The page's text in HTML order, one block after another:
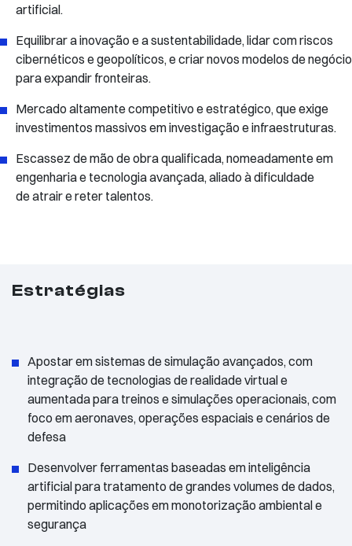
artificial.
Equilibrar a inovação e a sustentabilidade, lidar com riscos
cibernéticos e geopolíticos, e criar novos modelos de negócio
para expandir fronteiras.
Mercado altamente competitivo e estratégico, que exige
investimentos massivos em investigação e infraestruturas.
Escassez de mão de obra qualificada, nomeadamente em
engenharia e tecnologia avançada, aliado à dificuldade
de atrair e reter talentos.
Estratégias
Apostar em sistemas de simulação avançados, com
integração de tecnologias de realidade virtual e
aumentada para treinos e simulações operacionais, com
foco em aeronaves, operações espaciais e cenários de
defesa
Desenvolver ferramentas baseadas em inteligência
artificial para tratamento de grandes volumes de dados,
permitindo aplicações em monotorização ambiental e
segurança